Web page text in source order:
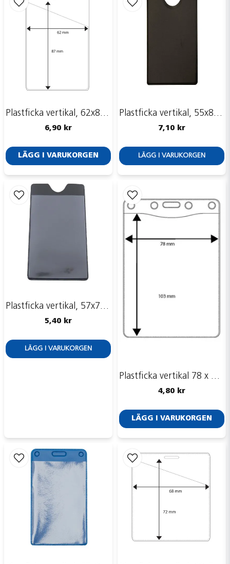
Skicka fråga
Plastficka vertikal, 62x87 mm, vinklad öppning
6,90 kr
LÄGG I VARUKORGEN
Plastficka vertikal, 55x85 mm, skyddsficka
7,10 kr
LÄGG I VARUKORGEN
Plastficka vertikal, 57x76 mm, för busskort, mjuk PVC
5,40 kr
LÄGG I VARUKORGEN
Plastficka vertikal 78 x 103 mm
4,80 kr
LÄGG I VARUKORGEN